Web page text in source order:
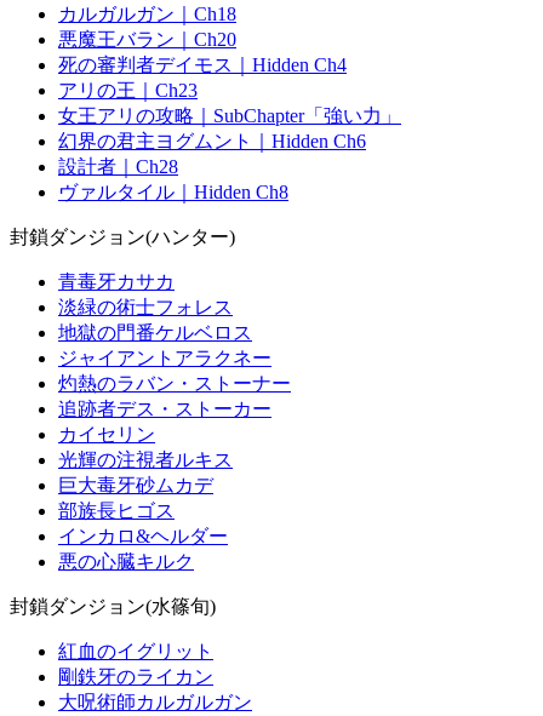
カルガルガン｜Ch18
悪魔王バラン｜Ch20
死の審判者デイモス｜Hidden Ch4
アリの王｜Ch23
女王アリの攻略｜SubChapter「強い力」
幻界の君主ヨグムント｜Hidden Ch6
設計者｜Ch28
ヴァルタイル｜Hidden Ch8
封鎖ダンジョン(ハンター)
青毒牙カサカ
淡緑の術士フォレス
地獄の門番ケルベロス
ジャイアントアラクネー
灼熱のラバン・ストーナー
追跡者デス・ストーカー
カイセリン
光輝の注視者ルキス
巨大毒牙砂ムカデ
部族長ヒゴス
インカロ&ヘルダー
悪の心臓キルク
封鎖ダンジョン(水篠旬)
紅血のイグリット
剛鉄牙のライカン
大呪術師カルガルガン